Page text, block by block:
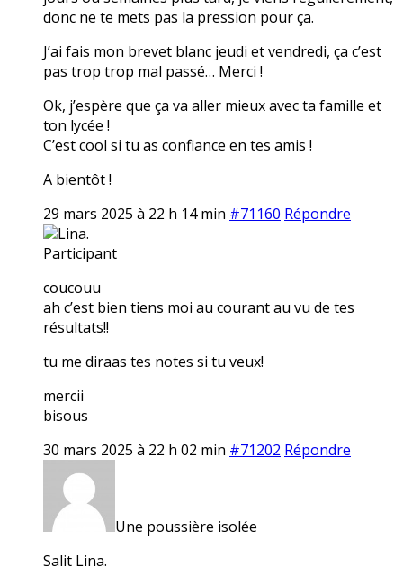
donc ne te mets pas la pression pour ça.
J’ai fais mon brevet blanc jeudi et vendredi, ça c’est
pas trop trop mal passé… Merci !
Ok, j’espère que ça va aller mieux avec ta famille et
ton lycée !
C’est cool si tu as confiance en tes amis !
A bientôt !
29 mars 2025 à 22 h 14 min #71160 Répondre
Lina.
Participant
coucouu
ah c’est bien tiens moi au courant au vu de tes
résultats!!
tu me diraas tes notes si tu veux!
mercii
bisous
30 mars 2025 à 22 h 02 min #71202 Répondre
Une poussière isolée
Salit Lina.